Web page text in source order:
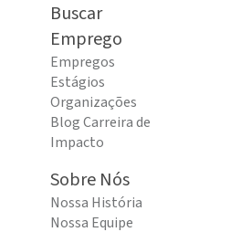
Buscar
Emprego
Empregos
Estágios
Organizações
Blog Carreira de
Impacto
Sobre Nós
Nossa História
Nossa Equipe